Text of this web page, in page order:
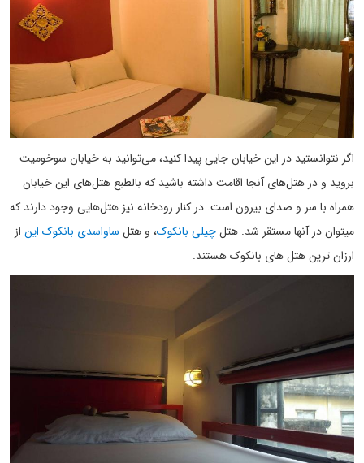
اگر نتوانستید در این خیابان جایی پیدا کنید، می‌توانید به خیابان سوخومیت
بروید و در هتل‌های آنجا اقامت داشته باشید که بالطبع هتل‌های این خیابان
همراه با سر و صدای بیرون است. در کنار رودخانه نیز هتل‌هایی وجود دارند که
میتوان در آنها مستقر شد. هتلچیلی بانکوک، و هتل ساواسدی بانکوک این از
ارزان ترین هتل های بانکوک هستند.